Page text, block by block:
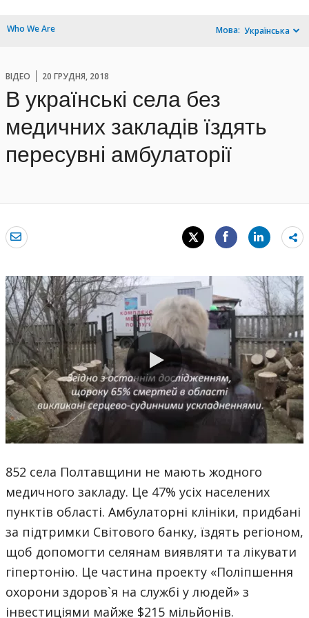
Who We Are Мова: Українська
ВІДЕО 20 ГРУДНЯ, 2018
В українські села без
медичних закладів їздять
пересувні амбулаторії
0:00 / 1:50
852 села Полтавщини не мають жодного
медичного закладу. Це 47% усіх населених
пунктів області. Амбулаторні клініки, придбані
за підтримки Світового банку, їздять регіоном,
щоб допомогти селянам виявляти та лікувати
гіпертонію. Це частина проекту «Поліпшення
охорони здоров`я на службі у людей» з
інвестиціями майже $215 мільйонів.